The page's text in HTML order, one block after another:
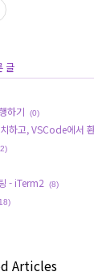
글
하기 (0)
하고, VSCode에서
- iTerm2 (8)
Articles